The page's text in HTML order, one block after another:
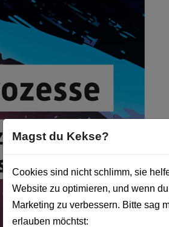
Magst du Kekse?
Cookies sind nicht schlimm, sie
Website zu optimieren, und wenn
Marketing zu verbessern. Bitte sag
erlauben möchtst: